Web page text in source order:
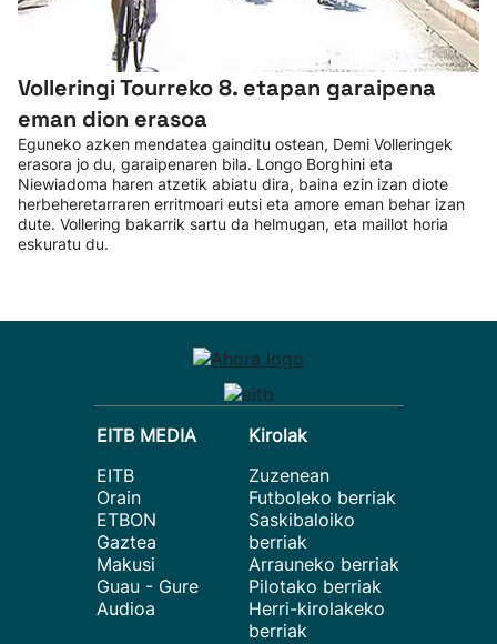
Volleringi Tourreko 8. etapan garaipena
eman dion erasoa
Eguneko azken mendatea gainditu ostean, Demi Volleringek
erasora jo du, garaipenaren bila. Longo Borghini eta
Niewiadoma haren atzetik abiatu dira, baina ezin izan diote
herbeheretarraren erritmoari eutsi eta amore eman behar izan
dute. Vollering bakarrik sartu da helmugan, eta maillot horia
eskuratu du.
EITB MEDIA
EITB
Orain
ETBON
Gaztea
Makusi
Guau - Gure
Audioa
Kirolak
Zuzenean
Futboleko berriak
Saskibaloiko
berriak
Arrauneko berriak
Pilotako berriak
Herri-kirolakeko
berriak